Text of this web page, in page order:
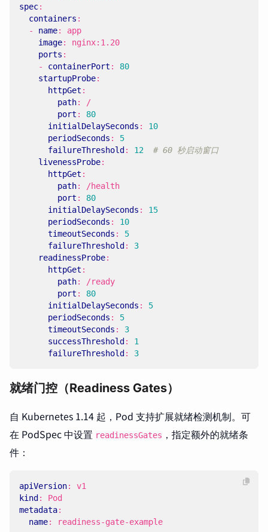
spec:
containers :
- name:
app
image:
nginx:1.20
ports :
- containerPort :
80
startupProbe:
httpGet :
path:
/
port :
80
initialDelaySeconds :
10
periodSeconds :
5
failureThreshold : 12
# 60 秒启动窗口
livenessProbe:
httpGet :
path:
/health
port :
80
initialDelaySeconds :
15
periodSeconds :
10
timeoutSeconds :
5
failureThreshold :
3
readinessProbe:
httpGet :
path:
/ready
port :
80
initialDelaySeconds :
5
periodSeconds :
5
timeoutSeconds :
3
successThreshold :
1
failureThreshold : 3
就绪门控（Readiness Gates）
自 Kubernetes 1.14 起，Pod 支持扩展就绪检测机制。可
在 PodSpec 中设置 readinessGates ，指定额外的就绪条
件：
apiVersion:
v1
kind :
Pod
metadata:
name:
readiness-gate-example